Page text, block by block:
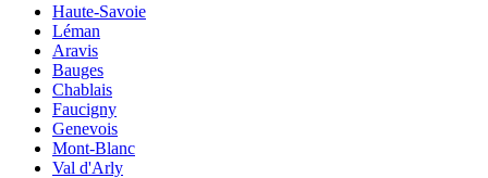
Haute-Savoie
Léman
Aravis
Bauges
Chablais
Faucigny
Genevois
Mont-Blanc
Val d'Arly